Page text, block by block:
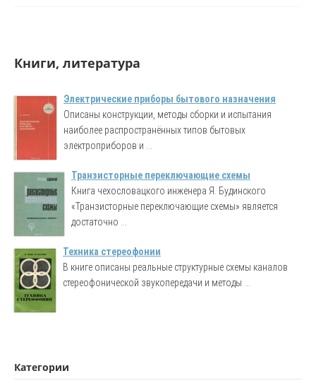
Книги, литература
Электрические приборы бытового назначения
Описаны конструкции, методы сборки и испытания
наиболее распространённых типов бытовых
электроприборов и ...
Транзисторные переключающие схемы
Книга чехословацкого инженера Я. Будинского
«Транзисторные переключающие схемы» является
достаточно ...
Техника стереофонии
В книге описаны реальные структурные схемы каналов
стереофонической звукопередачи и методы ...
Категории